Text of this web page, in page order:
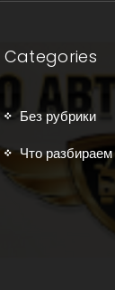
Categories
Без рубрики
Что разбираем